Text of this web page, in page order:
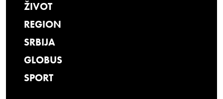
ŽIVOT
REGION
SRBIJA
GLOBUS
SPORT